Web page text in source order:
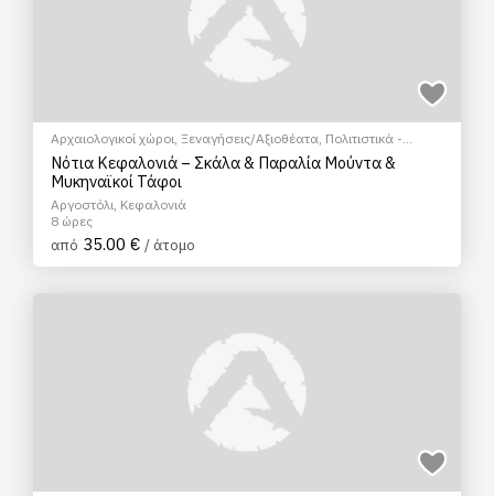
Αρχαιολογικοί χώροι, Ξεναγήσεις/Αξιοθέατα, Πολιτιστικά -
Πολιτισμικά
Νότια Κεφαλονιά – Σκάλα & Παραλία Μούντα &
Μυκηναϊκοί Τάφοι
Αργοστόλι, Κεφαλονιά
8 ώρες
από 35.00 € / άτομο